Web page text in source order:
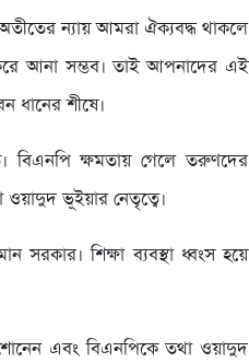
ন্যায় আমরা ঐক্যবদ্ধ থাকলে
আনা সম্ভব। তাই আপনাদের এই
ধানের শীষে।
ক্ষমতায় গেলে তরুণদের
ওয়াদুদ ভূইয়ার নেতৃত্বে।
সরকার। শিক্ষা ব্যবস্থা ধ্বংস হয়ে
এবং বিএনপিকে তথা ওয়াদুদ